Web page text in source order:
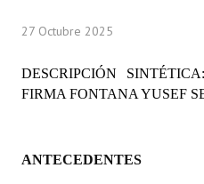
LEGISLACIÓN
Constitución Provincial
27 Octubre 2025
DESCRIPCIÓN
FIRMA FONTANA YUSEF
ANTECEDENTES